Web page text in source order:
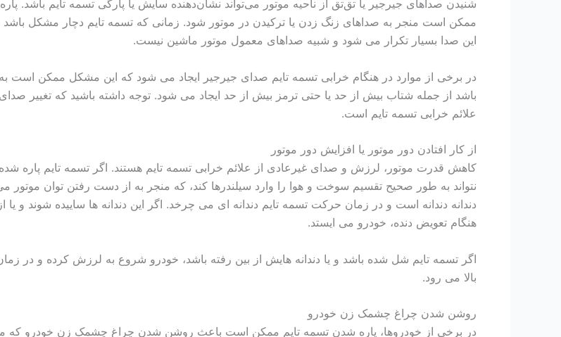
شنیدن صداهای جیرجیر یا تق‌تق از ناحیه موتور می‌تواند نشان‌دهنده سایش یا پارگی تسمه تایم باشد.
ممکن است منجر به صداهای زنگ زدن یا ترکیدن در موتور شود. زمانی که تسمه تایم دچار مشکل
این صدا بسیار تکرار می شود و شبیه صداهای معمول موتور ماشین نیست.
در برخی از موارد در هنگام خرابی تسمه تایم صدای جیرجیر ایجاد می شود که این مشکل ممکن است به
باشد از جمله شتاب بیش از حد یا حتی ترمز بیش از حد ایجاد می شود. توجه داشته باشید که تغییر
علائم خرابی تسمه تایم است.
از کار افتادن دور موتور یا افزایش دور موتور
کاهش قدرت موتور، لرزش و صدای غیرعادی از علائم خرابی تسمه تایم هستند. اگر تسمه تایم پاره
نتواند به طور صحیح تقسیم سوخت و هوا را وارد سیلندرها کند، که منجر به از دست رفتن توان موتور
دندانه دندانه است و در زمان حرکت تسمه تایم دندانه ای می چرخد. اگر این دندانه ها ساییده شوند و یا
هنگام تعویض دنده، خودرو می ایستد.
اگر تسمه تایم شل شده باشد و یا دندانه هایش از بین رفته باشد، خودرو شروع به لرزش کرده و در
بالا می رود.
روشن شدن چراغ‌ چشمک زن خودرو
در برخی از خودروها، پاره شدن تسمه تایم ممکن است باعث روشن شدن چراغ‌ چشمک زن خودرو که